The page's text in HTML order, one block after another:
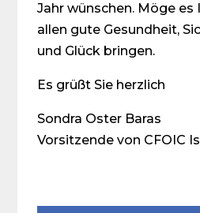
Jahr wünschen. Möge es
allen gute Gesundheit,
und Glück bringen.
Es grüßt Sie herzlich
Sondra Oster Baras
Vorsitzende von CFOIC